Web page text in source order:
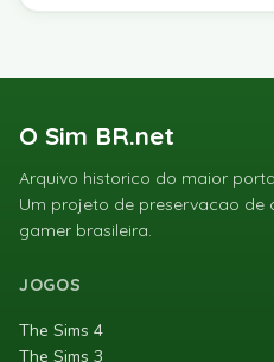
O Sim BR.net
Arquivo historico do maior
Um projeto de preservacao de
gamer brasileira.
JOGOS
The Sims 4
The Sims 3